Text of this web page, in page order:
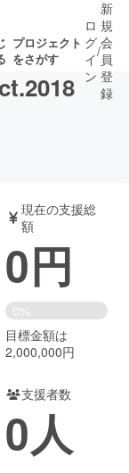
プロジェクト
をさがす
ゲーム・サ
書籍・雑誌
チャレンジ
ロ
グ
イ
ン
/
新
規
会
員
登
録
現在の支援総
額
0円
0%
目標金額は
2,000,000円
支援者数
0人